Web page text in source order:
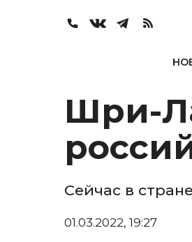
Шри-
Сейчас в
01.03.2022, 19:27